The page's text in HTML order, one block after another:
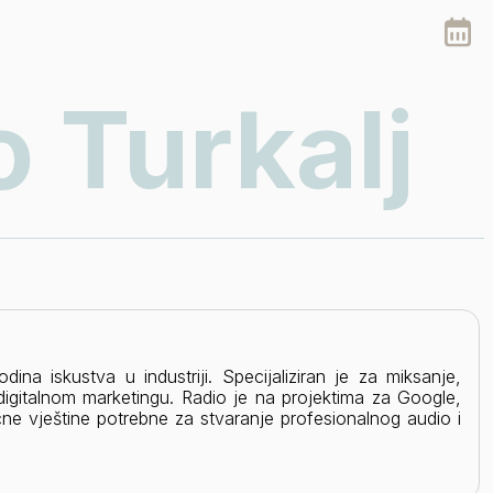
Turkalj
iskustva u industriji. Specijaliziran je za miksanje,
marketingu. Radio je na projektima za Google,
vještine potrebne za stvaranje profesionalnog audio i